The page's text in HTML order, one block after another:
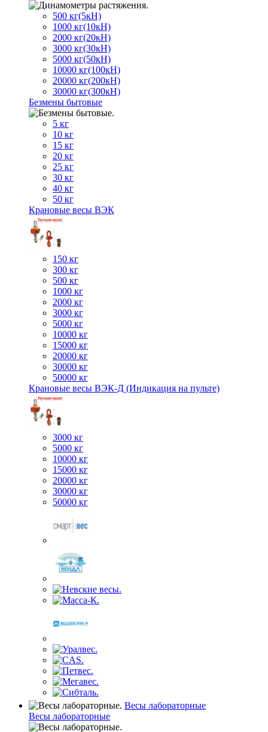
500 кг(5кН)
1000 кг(10кН)
2000 кг(20кН)
3000 кг(30кН)
5000 кг(50кН)
10000 кг(100кН)
20000 кг(200кН)
30000 кг(300кН)
Безмены бытовые
5 кг
10 кг
15 кг
20 кг
25 кг
30 кг
40 кг
50 кг
Крановые весы ВЭК
150 кг
300 кг
500 кг
1000 кг
2000 кг
3000 кг
5000 кг
10000 кг
15000 кг
20000 кг
30000 кг
50000 кг
Крановые весы ВЭК-Д (Индикация на пульте)
3000 кг
5000 кг
10000 кг
15000 кг
20000 кг
30000 кг
50000 кг
Весы лабораторные
Весы лабораторные